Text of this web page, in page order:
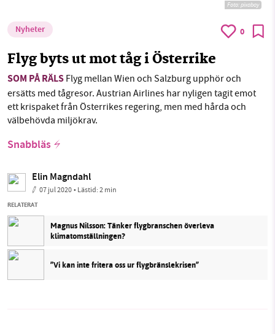
Foto:pixabay
Nyheter 0
Flyg byts ut mot tåg i Österrike
SOM PÅ RÄLS Flyg mellan Wien och Salzburg upphör och
ersätts med tågresor. Austrian Airlines har nyligen tagit emot
ett krispaket från Österrikes regering, men med hårda och
välbehövda miljökrav.
Snabbläs
Elin Magndahl
07 jul 2020• Lästid:2 min
RELATERAT
Magnus Nilsson: Tänker flygbranschen överleva
klimatomställningen?
”Vi kan inte fritera oss ur flygbränslekrisen”
Stötta vårt arbete genom att swisha en slant till